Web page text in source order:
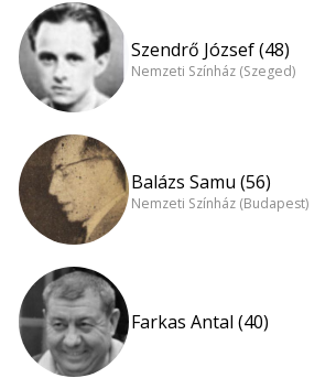
Szendrő József (48)
Nemzeti Színház (Szeged)
Balázs Samu (56)
Nemzeti Színház (Budapest)
Farkas Antal (40)